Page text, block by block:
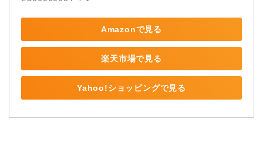
Amazonで見る
楽天市場で見る
Yahoo!ショッピングで見る